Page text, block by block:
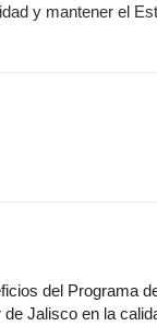
y mantener el
del Programa
Jalisco en la